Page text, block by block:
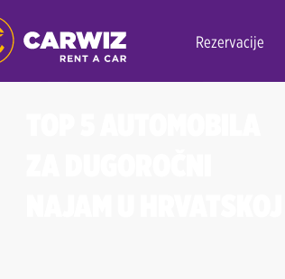
Rezervacije